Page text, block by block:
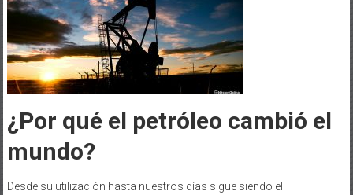
¿Por qué el petróleo cambió el
mundo?
Desde su utilización hasta nuestros días sigue siendo el